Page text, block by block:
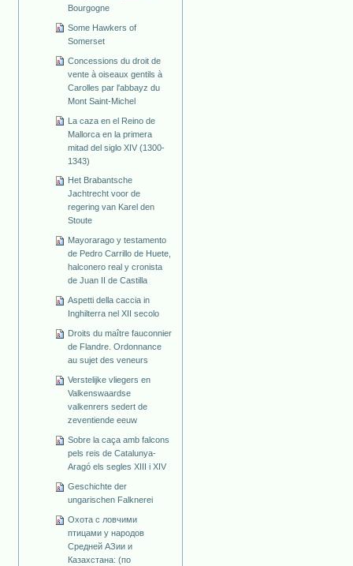
Bourgogne
Some Hawkers of
Somerset
Concessions du droit de
vente à oiseaux gentils à
Carolles par l'abbayz du
Mont Saint-Michel
La caza en el Reino de
Mallorca en la primera
mitad del siglo XIV (1300-
1343)
Het Brabantsche
Jachtrecht voor de
regering van Karel den
Stoute
Mayorarago y testamento
de Pedro Carrillo de Huete,
halconero real y cronista
de Juan II de Castilla
Aspetti della caccia in
Inghilterra nel XII secolo
Droits du maître fauconnier
de Flandre. Ordonnance
au sujet des veneurs
Verstelijke vliegers en
Valkenswaardse
valkenrers sedert de
zeventiende eeuw
Sobre la caça amb falcons
pels reis de Catalunya-
Aragó els segles XIII i XIV
Geschichte der
ungarischen Falknerei
Охота с ловчими
птицами у народов
Средней АЗии и
Казахстана: (по